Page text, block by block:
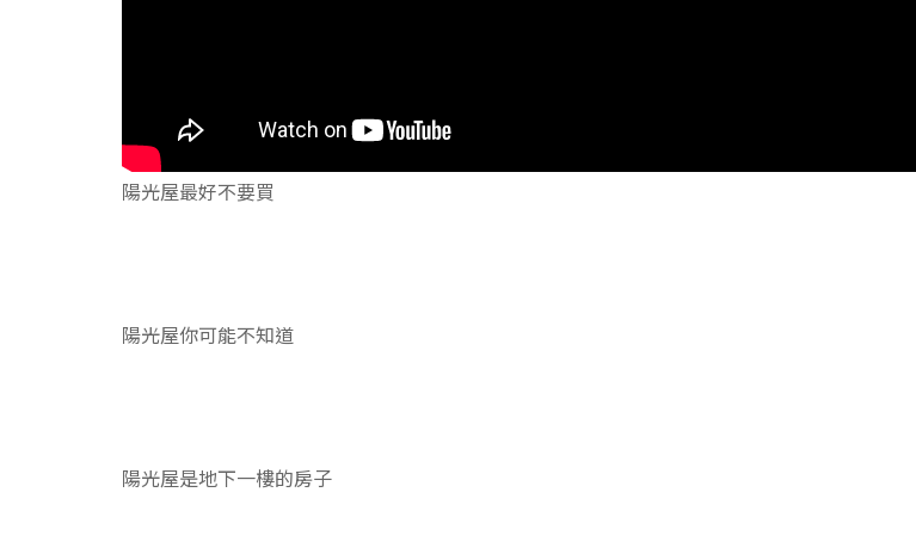
陽光屋最好不要買
陽光屋你可能不知道
陽光屋是地下一樓的房子